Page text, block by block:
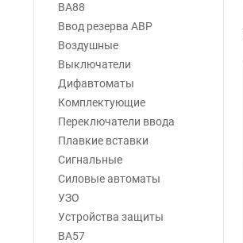
ВА88
Ввод резерва АВР
Воздушные
Выключатели
Дифавтоматы
Комплектующие
Переключатели ввода
Плавкие вставки
Сигнальные
Силовые автоматы
УЗО
Устройства защиты
ВА57